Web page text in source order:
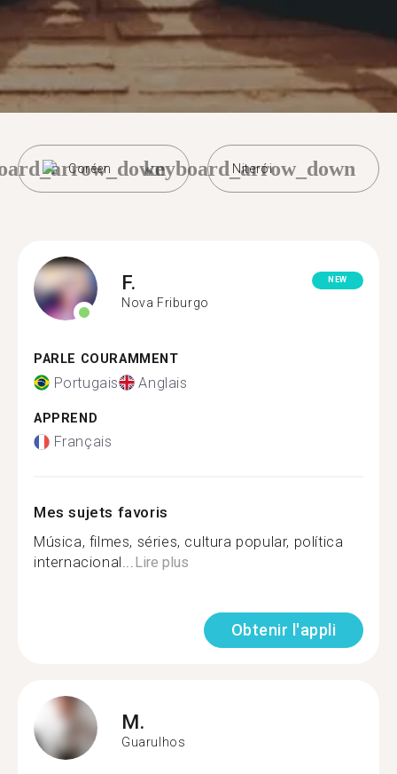
Coréen Niterói
keyboard_arrow_down
F.
Nova Friburgo
NEW
PARLE COURAMMENT
Portugais Anglais
APPREND
Français
Mes sujets favoris
Música, filmes, séries, cultura popular, política
internacional...Lire plus
Obtenir l'appli
M.
Guarulhos